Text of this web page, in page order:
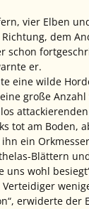
vier Elben
dem
schon
er.
eine wilde
große
tot am Boden,
ein
Blättern
uns wohl
erwiderte der